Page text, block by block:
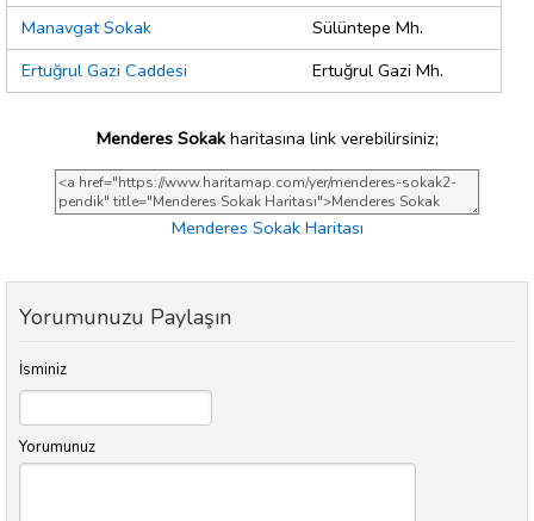
Manavgat Sokak
Sülüntepe Mh.
Ertuğrul Gazi Caddesi
Ertuğrul Gazi Mh.
Menderes Sokakharitasına link verebilirsiniz;
Menderes Sokak Haritası
Yorumunuzu Paylaşın
İsminiz
Yorumunuz